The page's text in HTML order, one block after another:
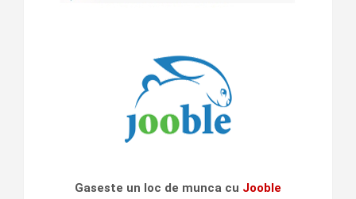
Gaseste un loc de munca cu Jooble